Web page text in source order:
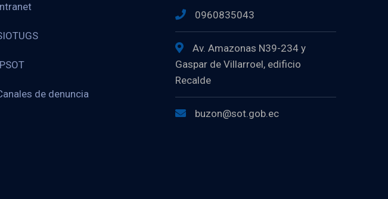
de denuncia
0960835043
Av. Amazonas N39-234 y
Gaspar de Villarroel, edificio
Recalde
buzon@sot.gob.ec